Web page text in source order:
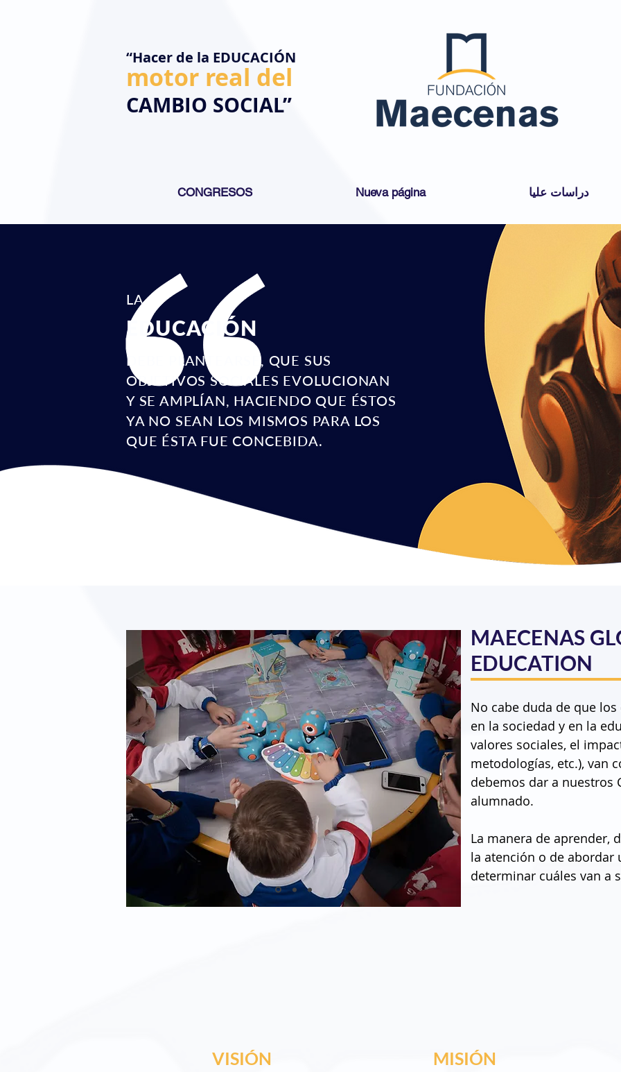
“Hacer de la EDUCACIÓN
motor real del
CAMBIO SOCIAL”
CONGRESOS Nueva página دراسات عليا
LA
EDUCACIÓN
DEBE PLANTEARSE, QUE SUS
OBJETIVOS SOCIALES EVOLUCIONAN
Y SE AMPLÍAN, HACIENDO QUE ÉSTOS
YA NO SEAN LOS MISMOS PARA LOS
QUE ÉSTA FUE CONCEBIDA.
MAECENAS
EDUCATION
No cabe duda de que
en la sociedad y en la
valores sociales, el
metodologías, etc.), van
debemos dar a nuestros
alumnado.
La manera de aprender,
la atención o de abordar
determinar cuáles van a
confianza individual, el
VISIÓN MISIÓN